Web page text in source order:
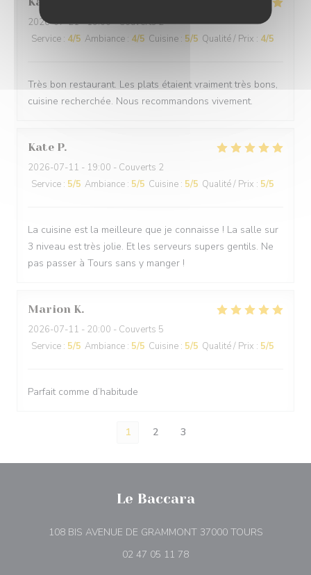
2026-07-21- 19:00 - Couverts 2
Service : 4/5 Ambiance : 4/5 Cuisine : 5/5 Qualité / Prix : 4/5
Très bon restaurant. Les plats étaient vraiment très bons,
cuisine recherchée. Nous recommandons vivement.
Kate P
2026-07-11 - 19:00 - Couverts 2
Service : 5/5 Ambiance : 5/5 Cuisine : 5/5 Qualité / Prix : 5/5
La cuisine est la meilleure que je connaisse ! La salle sur
3 niveau est très jolie. Et les serveurs supers gentils. Ne
pas passer à Tours sans y manger !
Marion K
2026-07-11 - 20:00 - Couverts 5
Service : 5/5 Ambiance : 5/5 Cuisine : 5/5 Qualité / Prix : 5/5
Parfait comme d’habitude
1 2 3
Le Baccara
108 BIS AVENUE DE GRAMMONT 37000 TOURS((ouvre
02 47 05 11 78